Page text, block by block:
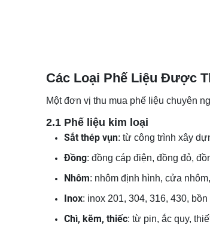
Các Loại Phế Liệu Được
Một đơn vị thu mua phế liệu chuyên
2.1 Phế liệu kim loại
Sắt thép vụn: từ công trình xây
Đồng: đồng cáp điện, đồng đỏ,
Nhôm: nhôm định hình, cửa
Inox: inox 201, 304, 316, 430,
Chì, kẽm, thiếc: từ pin, ắc quy,